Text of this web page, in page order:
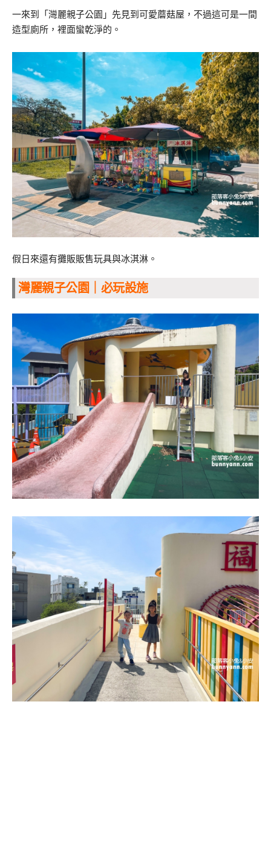
一來到「灣麗親子公園」先見到可愛蘑菇屋，不過這可是一間
造型廁所，裡面蠻乾淨的。
假日來還有攤販販售玩具與冰淇淋。
灣麗親子公園｜必玩設施